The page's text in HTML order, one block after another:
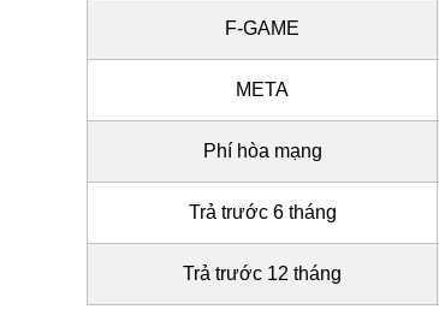
F-GAME
META
Phí hòa mạng
Trả trước 6 tháng
Trả trước 12 tháng